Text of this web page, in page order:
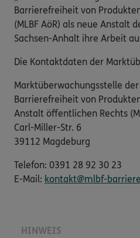
Barrierefreiheit von
(MLBF AöR) als neue Anstalt
Sachsen-Anhalt ihre Arbeit
Die Kontaktdaten der
Marktüberwachungsstelle
Barrierefreiheit von
Anstalt öffentlichen Rechts
Carl-Miller-Str. 6
39112 Magdeburg
Telefon: 0391 28 92 30 23
E-​Mail: kontakt@mlbf-
HINWEIS